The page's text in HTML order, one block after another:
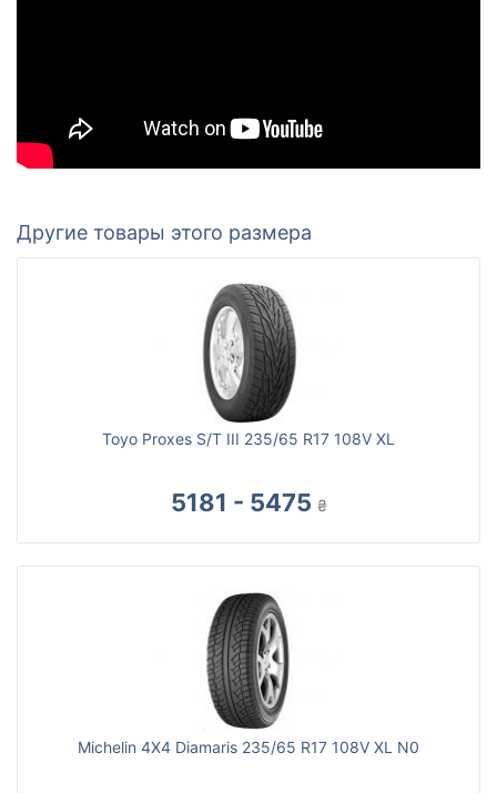
Другие товары этого размера
Toyo Proxes S/T III 235/65 R17 108V XL
5181 - 5475 ₴
Michelin 4X4 Diamaris 235/65 R17 108V XL N0